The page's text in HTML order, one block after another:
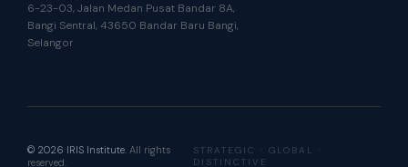
6-23-03, Jalan Medan Pusat Bandar 8A,
Bangi Sentral, 43650 Bandar Baru Bangi,
Selangor
© 2026 IRIS Institute. All rights
reserved.
STRATEGIC · GLOBAL ·
DISTINCTIVE